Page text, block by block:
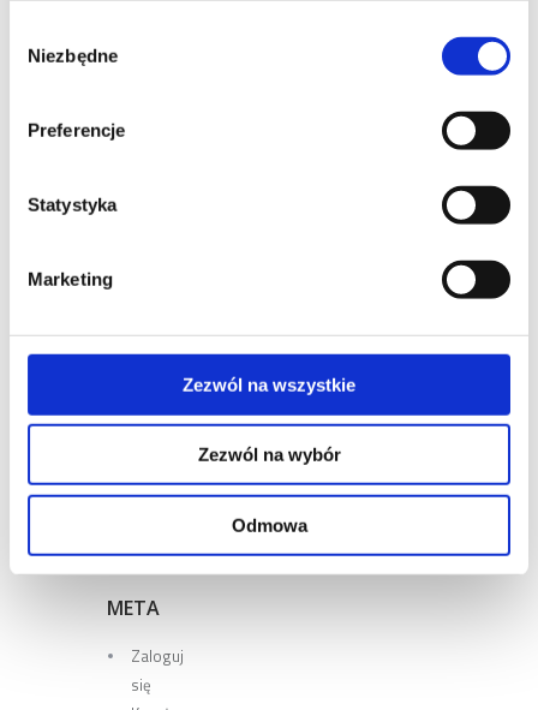
zgody
Niezbędne
Preferencje
Statystyka
Marketing
Zezwól na wszystkie
Zezwól na wybór
Odmowa
ARCHIWA
KATEGORIE
Brak
META
Zaloguj
się